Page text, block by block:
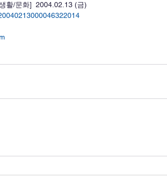
문 [생활/문화]  2004.02.13 (금)